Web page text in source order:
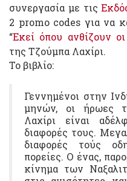
συνεργασία με τις
2 promo codes για να
“Εκεί όπου ανθίζουν
της Τζούμπα Λαχίρι.
Το βιβλίο:
Γεννημένοι στην
μηνών, οι ήρωες
Λαχίρι είναι
διαφορές τους.
διαφορές τούς
πορείες. Ο ένας,
κίνημα των